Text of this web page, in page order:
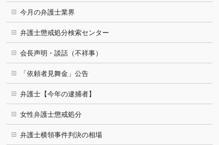
今月の弁護士業界
弁護士懲戒処分検索センター
会長声明・談話（不祥事）
「依頼者見舞金」公告
弁護士【今年の逮捕者】
女性弁護士懲戒処分
弁護士横領事件判決の相場